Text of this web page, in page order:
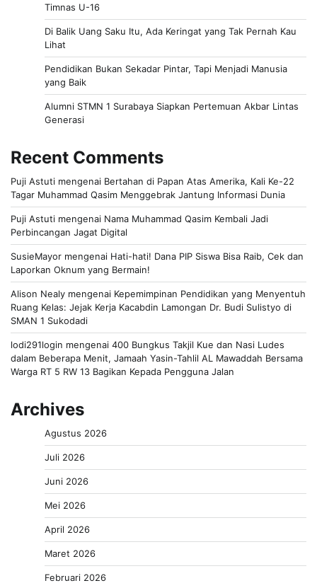
Timnas U-16
Di Balik Uang Saku Itu, Ada Keringat yang Tak Pernah Kau
Lihat
Pendidikan Bukan Sekadar Pintar, Tapi Menjadi Manusia
yang Baik
Alumni STMN 1 Surabaya Siapkan Pertemuan Akbar Lintas
Generasi
Recent Comments
Puji Astuti mengenai Bertahan di Papan Atas Amerika, Kali Ke-22
Tagar Muhammad Qasim Menggebrak Jantung Informasi Dunia
Puji Astuti mengenai Nama Muhammad Qasim Kembali Jadi
Perbincangan Jagat Digital
SusieMayor mengenai Hati-hati! Dana PIP Siswa Bisa Raib, Cek dan
Laporkan Oknum yang Bermain!
Alison Nealy mengenai Kepemimpinan Pendidikan yang Menyentuh
Ruang Kelas: Jejak Kerja Kacabdin Lamongan Dr. Budi Sulistyo di
SMAN 1 Sukodadi
lodi291login mengenai 400 Bungkus Takjil Kue dan Nasi Ludes
dalam Beberapa Menit, Jamaah Yasin-Tahlil AL Mawaddah Bersama
Warga RT 5 RW 13 Bagikan Kepada Pengguna Jalan
Archives
Agustus 2026
Juli 2026
Juni 2026
Mei 2026
April 2026
Maret 2026
Februari 2026